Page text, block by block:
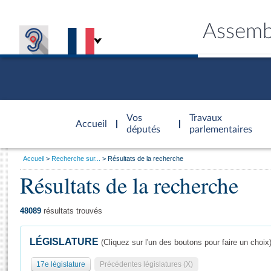
Accueil
d'accueil
Vos
députés
Travaux
parlementaires
Général
Vous
Accueil Recherche sur... Résultats de la recherche
Résultats de la recherche
48089 résultats trouvés
LÉGISLATURE (Cliquez sur l'un des boutons pour faire un choix)
17e législature Précédentes législatures (X)